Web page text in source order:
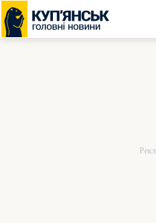
Перейти
до
вмісту